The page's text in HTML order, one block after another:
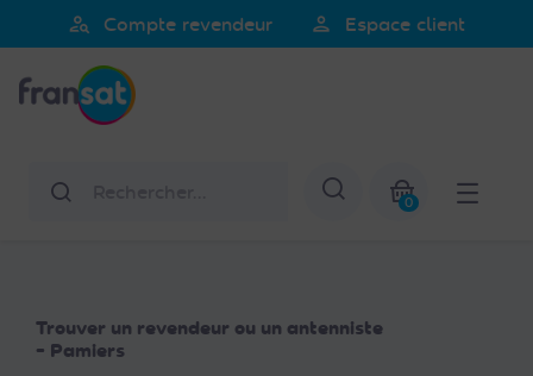
noter
Ce
comprend
person_search Compte revendeur person Espace client
Afficher la
0
Trouver un revendeur ou un antenniste
- Pamiers